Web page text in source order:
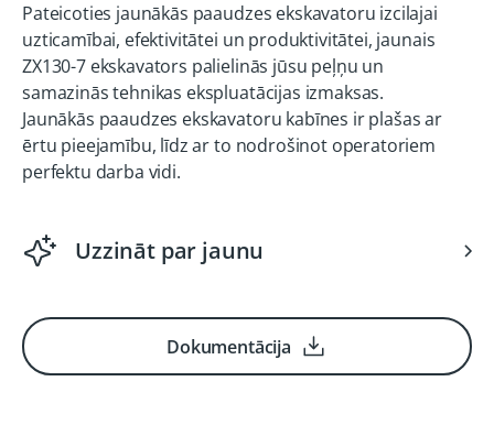
Pateicoties jaunākās paaudzes ekskavatoru izcilajai
uzticamībai, efektivitātei un produktivitātei, jaunais
ZX130-7 ekskavators palielinās jūsu peļņu un
samazinās tehnikas ekspluatācijas izmaksas.
Jaunākās paaudzes ekskavatoru kabīnes ir plašas ar
ērtu pieejamību, līdz ar to nodrošinot operatoriem
perfektu darba vidi.
Uzzināt par jaunu
Dokumentācija